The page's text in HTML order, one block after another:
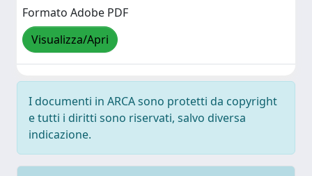
Formato Adobe PDF
Visualizza/Apri
I documenti in ARCA sono protetti da copyright
e tutti i diritti sono riservati, salvo diversa
indicazione.